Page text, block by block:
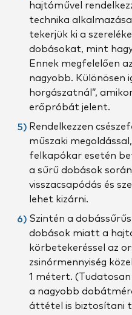
hajtóművel
technika
tekerjük ki a
dobásokat, mint
Ennek megfelelően
nagyobb. Különösen
horgászatnál”,
erőpróbát jelent.
Rendelkezzen
műszaki
felkapókar esetén
a sűrű dobások
visszacsapódás és
lehet kizárni.
Szintén a
dobások miatt a
körbetekeréssel az
zsinórmennyiség
1 métert.
a nagyobb
áttétel is biztosítani